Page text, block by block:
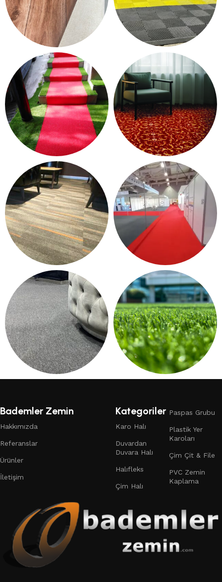
PVC YER DÖŞEME
13 products
PLASTIK YER KARO
15 products
PASPAS - YOLLUK
12 products
KONTRAT HALI - OTEL
HALISI
37 products
KARO HALI
249 products
HALIFLEKS & FUAR HALISI
13 products
Bademler Zemin
Hakkımızda
Referanslar
Ürünler
İletişim
Kategoriler
Karo Halı
Duvardan
Duvara Halı
Halıfleks
Çim Halı
Paspas Grubu
Plastik Yer
Karoları
Çim Çit & File
PVC Zemin
Kaplama